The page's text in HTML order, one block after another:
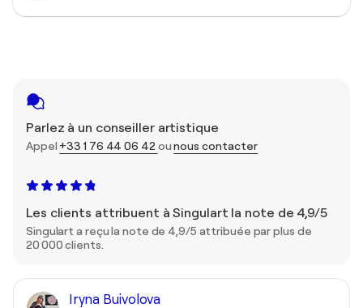
Parlez à un conseiller artistique
Appel +33 1 76 44 06 42 ounous contacter
Les clients attribuent à Singulart la note de 4,9/5
Singulart a reçu la note de 4,9/5 attribuée par plus de
20 000 clients.
Iryna Buivolova